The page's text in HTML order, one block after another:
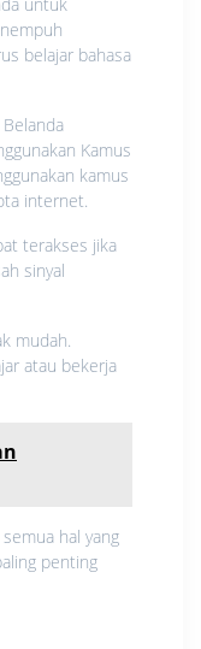
untuk
belajar bahasa
Kamus
kamus
internet.
terakses jika
sinyal
mudah.
atau bekerja
hal yang
penting